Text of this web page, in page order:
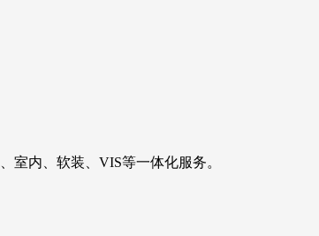
室内、软装、VIS等一体化服务。